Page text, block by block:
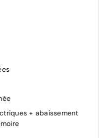
+ abaissement